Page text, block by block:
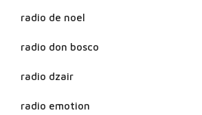
radio de noel
radio don bosco
radio dzair
radio emotion